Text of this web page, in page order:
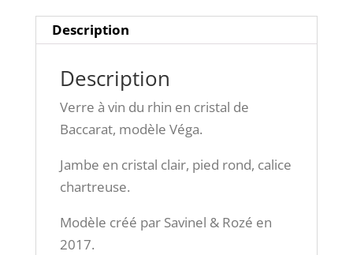
modèle
Véga.
Description
Description
Verre à vin du rhin en cristal de
Baccarat, modèle Véga.
Jambe en cristal clair, pied rond, calice
chartreuse.
Modèle créé par Savinel & Rozé en
2017.